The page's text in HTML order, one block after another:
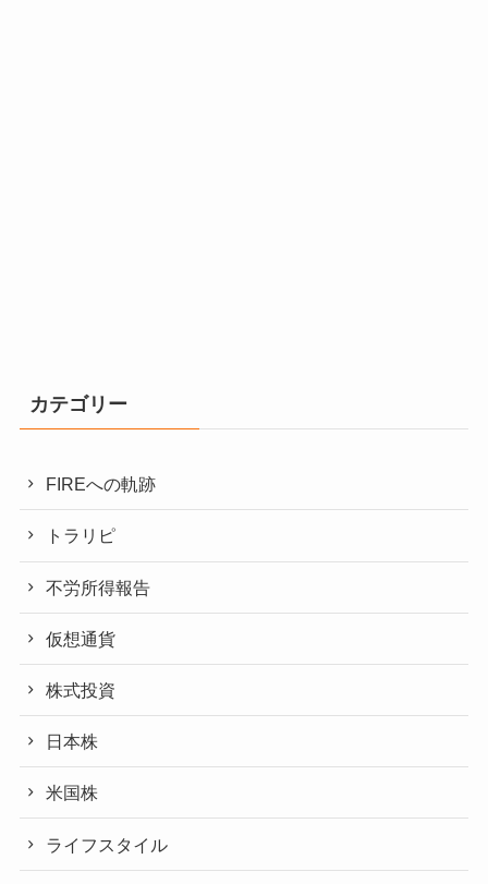
カテゴリー
FIREへの軌跡
トラリピ
不労所得報告
仮想通貨
株式投資
日本株
米国株
ライフスタイル